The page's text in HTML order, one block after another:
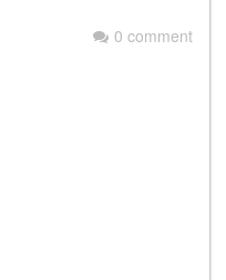
0 comment